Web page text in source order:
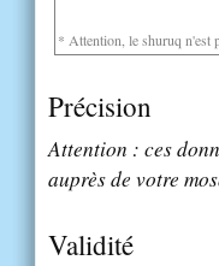
* Attention, le shuruq n'est
Précision
Attention : ces
auprès de votre
Validité